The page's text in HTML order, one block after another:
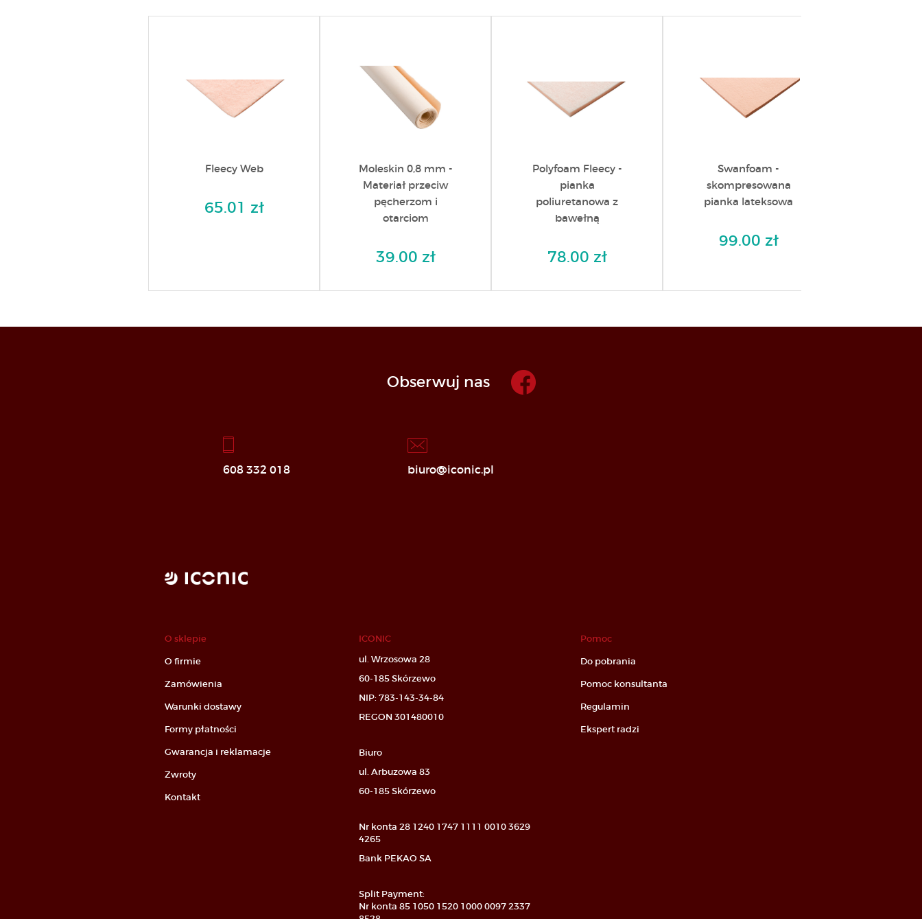
Fleecy Web
65.01 zł
Moleskin 0,8 mm -
Materiał przeciw
pęcherzom i
otarciom
39.00 zł
Polyfoam Fleecy -
pianka
poliuretanowa z
bawełną
78.00 zł
Swanfoam -
skompresowana
pianka lateksowa
99.00 zł
Obserwuj nas
608 332 018 biuro@iconic.pl
O sklepie
O firmie
Zamówienia
Warunki dostawy
Formy płatności
Gwarancja i reklamacje
Zwroty
Kontakt
Pomoc
Do pobrania
Pomoc konsultanta
Regulamin
Ekspert radzi
ICONIC
ul. Wrzosowa 28
60-185 Skórzewo
NIP: 783-143-34-84
REGON 301480010
Biuro
ul. Arbuzowa 83
60-185 Skórzewo
Nr konta 28 1240 1747 1111 0010 3629
4265
Bank PEKAO SA
Split Payment:
Nr konta 85 1050 1520 1000 0097 2337